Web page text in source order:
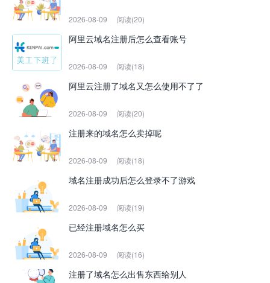
2026-08-09 阅读(20)
阿里云域名注册后怎么查看账号
2026-08-09 阅读(18)
阿里云注册了域名又怎么使用不了了
2026-08-09 阅读(20)
注册来的域名怎么卖掉呢
2026-08-09 阅读(18)
域名注册成功后怎么登录不了游戏
2026-08-09 阅读(19)
已经注册域名怎么买
2026-08-09 阅读(16)
注册了域名怎么出售东西给别人